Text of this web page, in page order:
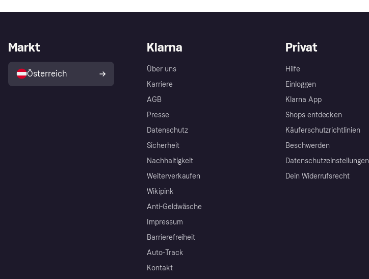
Klarna
Über uns
Karriere
AGB
Presse
Datenschutz
Sicherheit
Nachhaltigkeit
Weiterverkaufen
Wikipink
Anti-Geldwäsche
Impressum
Barrierefreiheit
Auto-Track
Kontakt
Privat
Hilfe
Einloggen
Klarna App
Shops entdecken
Käuferschutzrichtlinien
Beschwerden
Datenschutzeinstellungen
Dein Widerrufsrecht
Markt
Österreich